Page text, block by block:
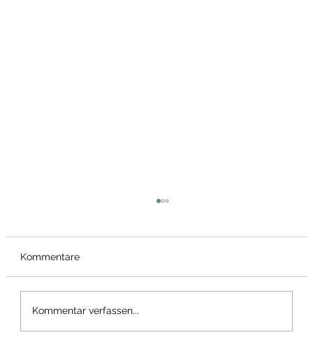
Kalorienverbrauch beim Sport
Kommentare
Kommentar verfassen...